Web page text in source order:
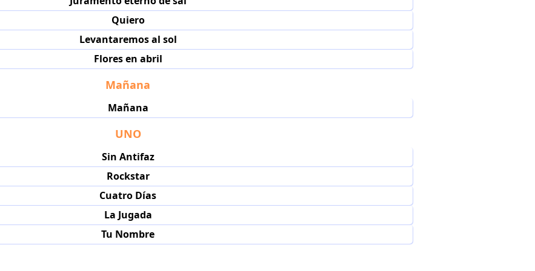
Quiero
Levantaremos al sol
Flores en abril
Mañana
Mañana
UNO
Sin Antifaz
Rockstar
Cuatro Días
La Jugada
Tu Nombre